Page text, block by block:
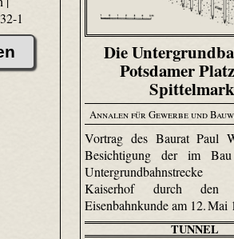
1
Die
Potsdamer
Annalen für Gewerbe und
Vortrag des Baurat Paul
Besichtigung der im Bau
Untergrundbahnstrecke
Kaiserhof durch
Eisenbahnkunde am 12. Mai
TUNNEL